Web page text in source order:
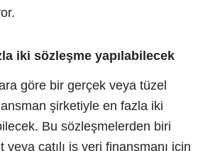
iki sözleşme yapılabilecek
göre bir gerçek veya tüzel
şirketiyle en fazla iki
Bu sözleşmelerden biri
veya çatılı iş yeri finansmanı için